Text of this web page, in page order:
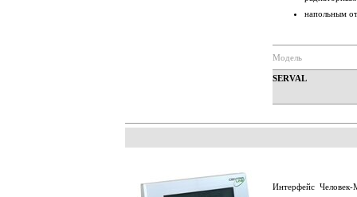
напольным
Модель
SERVAL
Интерфейс